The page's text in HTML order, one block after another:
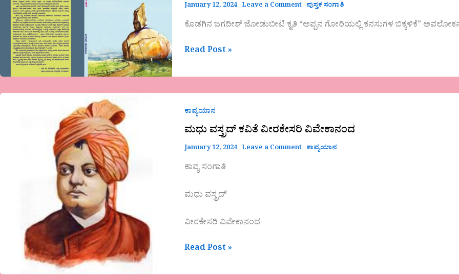
January 12, 2024 Leave a Comment ಪುಸ್ತಕ ಸಂಗಾತಿ
ಕೊಡಗಿನ ಜಗದೀಶ್ ಜೋಡುಬೀಟಿ ಕೃತಿ “ಅಪ್ಪನ ಗೋರಿಯಲ್ಲಿ ಕನಸುಗಳ ಬಿಕ್ಕಳಿಕೆ”
“ಅಪ್ಪನ
ಗೋರಿಯಲ್ಲಿ
ಬಿಕ್ಕಳಿಕೆ”
ಸಂಗೀತ
Read Post »
ಕಾವ್ಯಯಾನ
ಮಧು ವಸ್ತ್ರದ್ ಕವಿತೆ ವೀರಕೇಸರಿ ವಿವೇಕಾನಂದ
January 12, 2024 Leave a Comment ಕಾವ್ಯಯಾನ
ಕಾವ್ಯ ಸಂಗಾತಿ
ಮಧು ವಸ್ತ್ರದ್
ವೀರಕೇಸರಿ ವಿವೇಕಾನಂದ
ವಸ್ತ್ರದ್
ಕವಿತೆ
ವೀರಕೇಸರಿ
ವಿವೇಕಾನಂದ
Read Post »